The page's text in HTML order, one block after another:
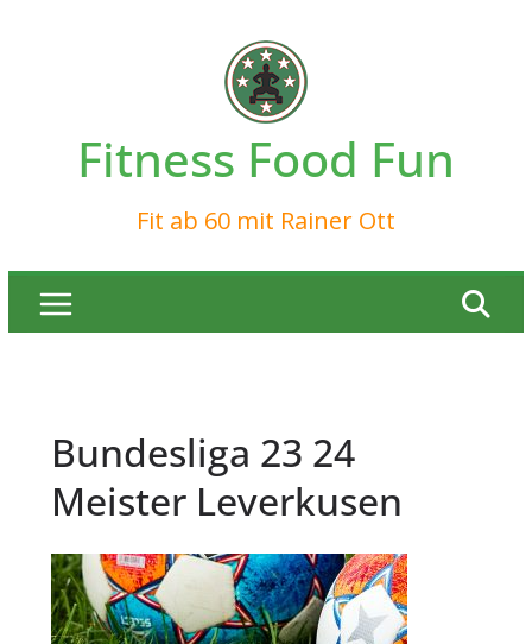
Fitness Food Fun
Fit ab 60 mit Rainer Ott
Bundesliga 23 24
Meister Leverkusen